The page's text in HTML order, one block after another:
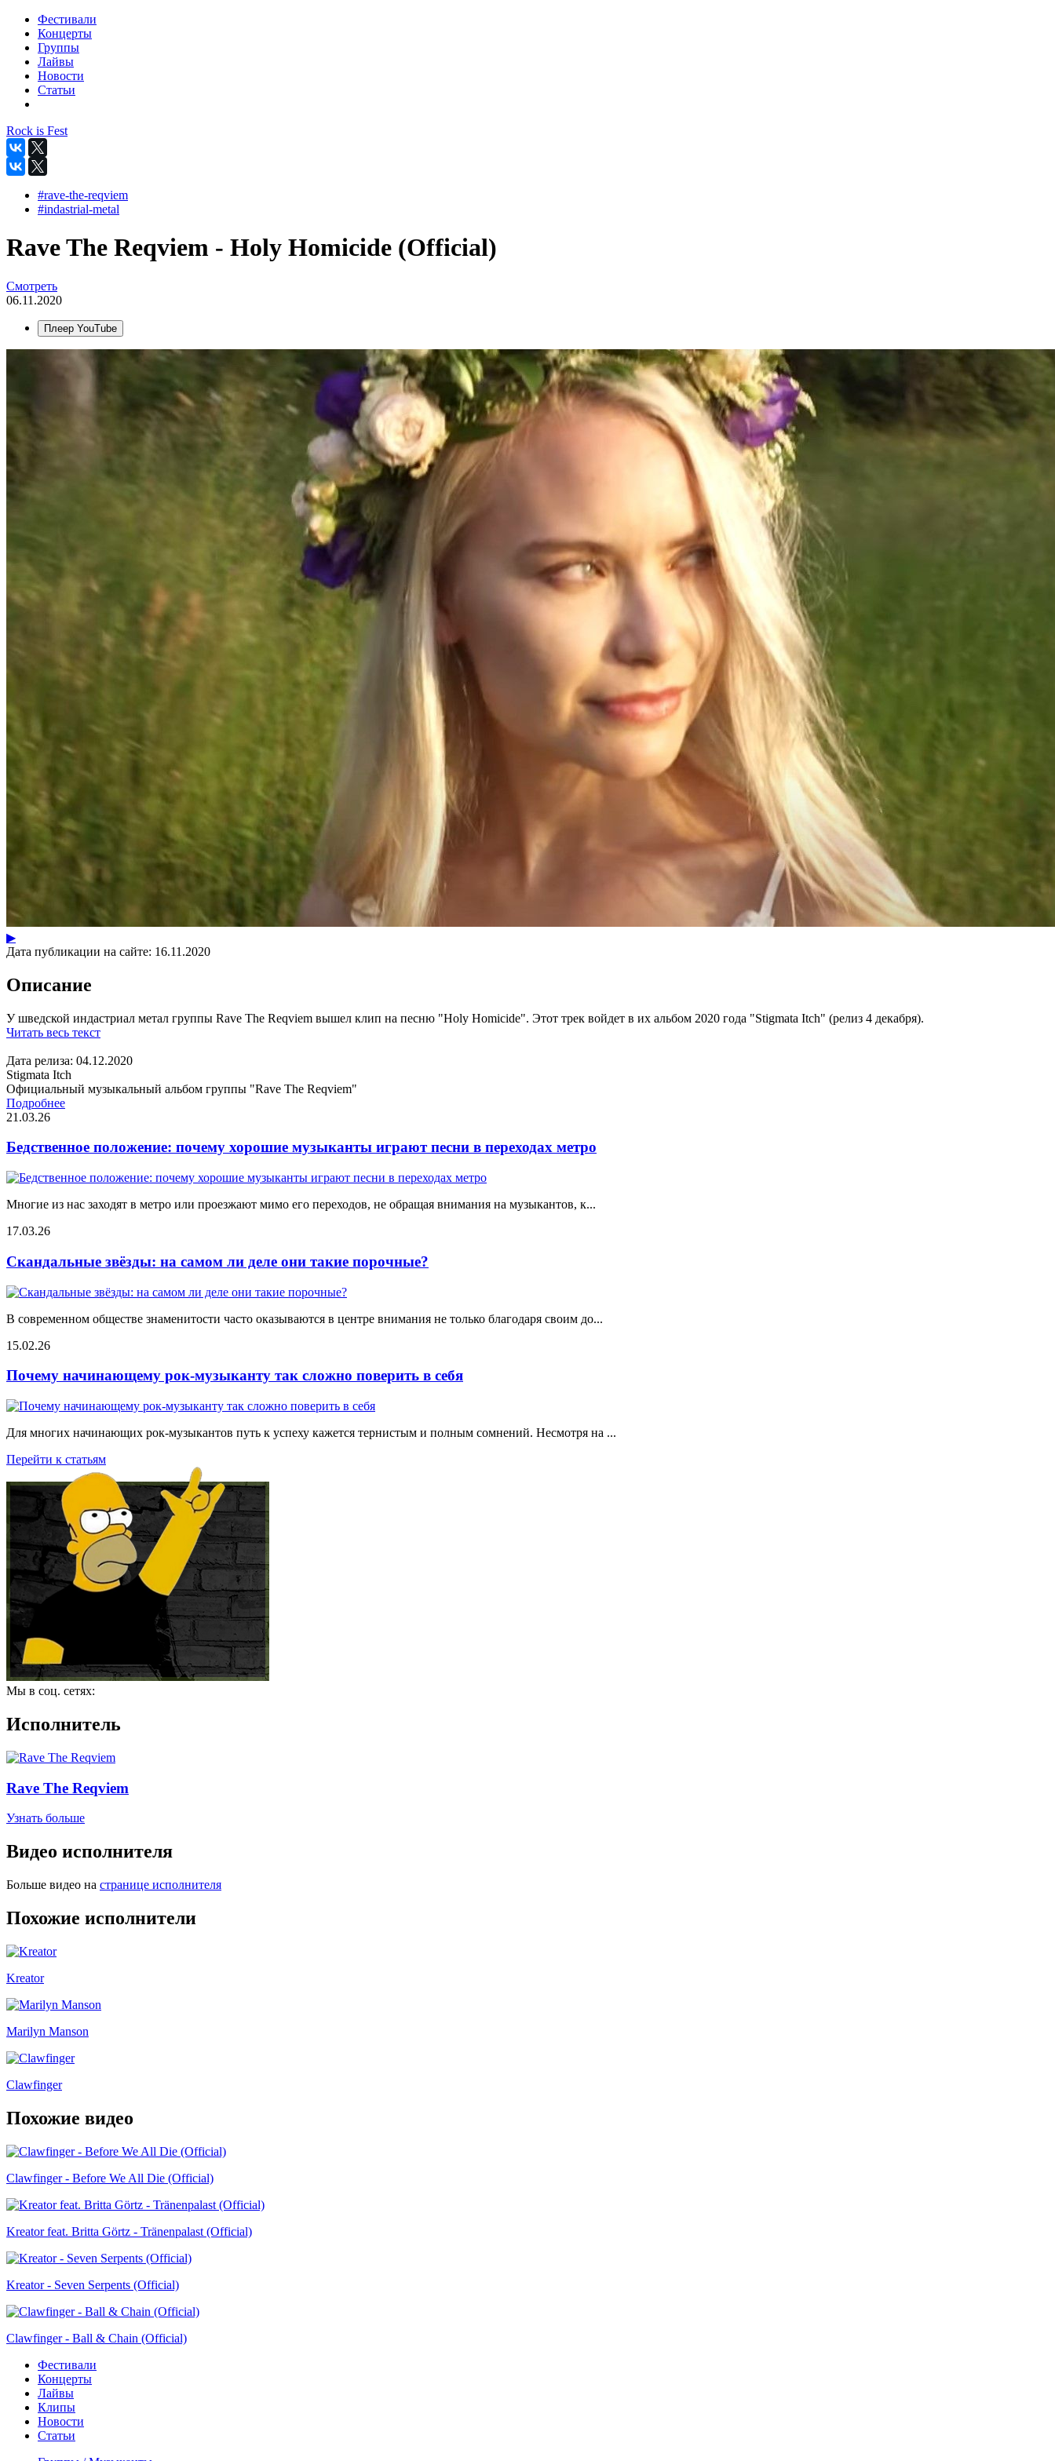
Фестивали
Концерты
Группы
Лайвы
Новости
Статьи
Rock is Fest
#rave-the-reqviem
#indastrial-metal
Rave The Reqviem - Holy Homicide (Official)
Смотреть
06.11.2020
Плеер YouTube
▶
Дата публикации на сайте: 16.11.2020
Описание
У шведской индастриал метал группы Rave The Reqviem вышел клип на песню "Holy Homicide". Этот трек войдет в их альбом 2020 года "Stigmata Itch" (релиз 4 декабря).
Читать весь текст
Дата релиза: 04.12.2020
Stigmata Itch
Официальный музыкальный альбом группы "Rave The Reqviem"
Подробнее
21.03.26
Бедственное положение: почему хорошие музыканты играют песни в переходах метро
Многие из нас заходят в метро или проезжают мимо его переходов, не обращая внимания на музыкантов, к...
17.03.26
Скандальные звёзды: на самом ли деле они такие порочные?
В современном обществе знаменитости часто оказываются в центре внимания не только благодаря своим до...
15.02.26
Почему начинающему рок-музыканту так сложно поверить в себя
Для многих начинающих рок-музыкантов путь к успеху кажется тернистым и полным сомнений. Несмотря на ...
Перейти к статьям
Мы в соц. сетях:
Исполнитель
Rave The Reqviem
Узнать больше
Видео исполнителя
Больше видео на странице исполнителя
Похожие исполнители
Kreator
Marilyn Manson
Clawfinger
Похожие видео
Clawfinger - Before We All Die (Official)
Kreator feat. Britta Görtz - Tränenpalast (Official)
Kreator - Seven Serpents (Official)
Clawfinger - Ball & Chain (Official)
Фестивали
Концерты
Лайвы
Клипы
Новости
Статьи